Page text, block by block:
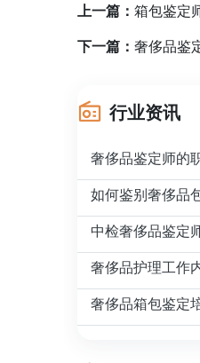
上一篇： 箱包鉴定
下一篇： 奢侈品鉴
行业资讯
奢侈品鉴定师的
如何鉴别奢侈品
中检奢侈品鉴定
奢侈品护理工作
奢侈品箱包鉴定